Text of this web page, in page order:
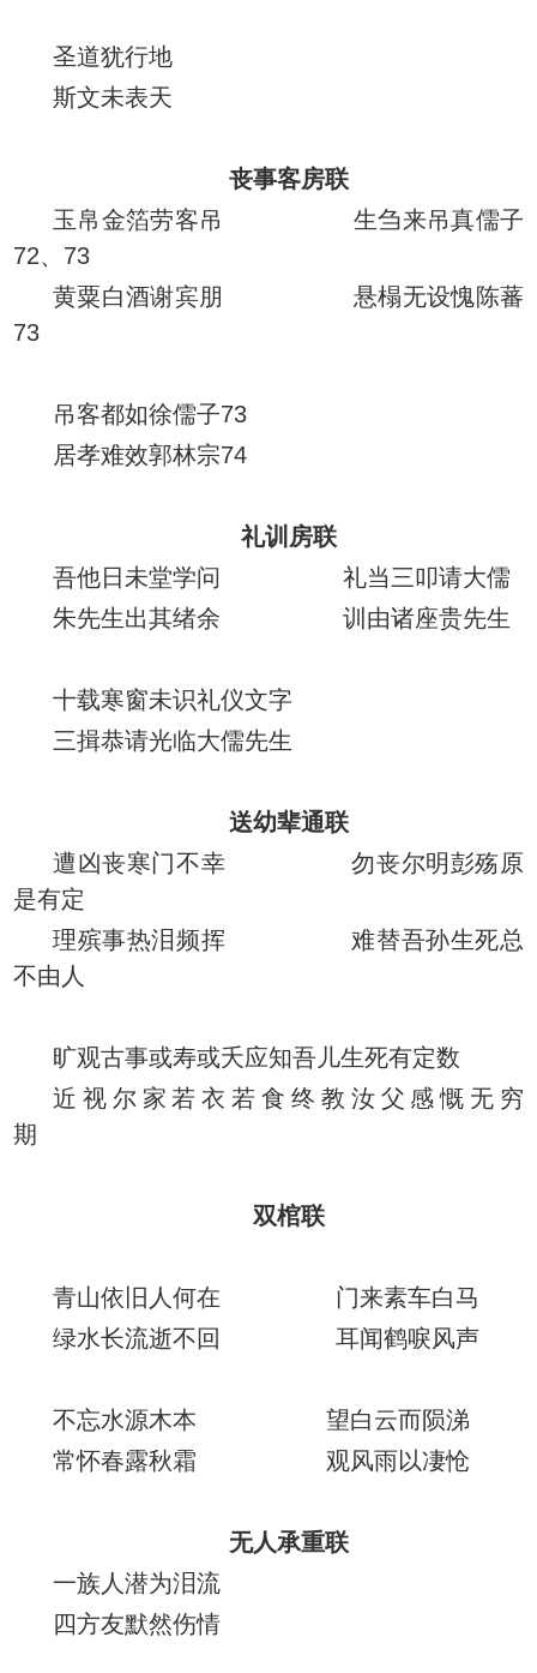
圣道犹行地
斯文未表天
丧事客房联
玉帛金箔劳客吊 生刍来吊真儒子
72、73
黄粟白酒谢宾朋 悬榻无设愧陈蕃
73
吊客都如徐儒子73
居孝难效郭林宗74
礼训房联
吾他日未堂学问 礼当三叩请大儒
朱先生出其绪余 训由诸座贵先生
十载寒窗未识礼仪文字
三揖恭请光临大儒先生
送幼辈通联
遭凶丧寒门不幸 勿丧尔明彭殇原
是有定
理殡事热泪频挥 难替吾孙生死总
不由人
旷观古事或寿或夭应知吾儿生死有定数
近视尔家若衣若食终教汝父感慨无穷
期
双棺联
青山依旧人何在 门来素车白马
绿水长流逝不回 耳闻鹤唳风声
不忘水源木本 望白云而陨涕
常怀春露秋霜 观风雨以凄怆
无人承重联
一族人潜为泪流
四方友默然伤情